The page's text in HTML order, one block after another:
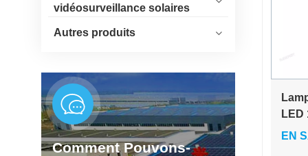
vidéosurveillance solaires
Autres produits
Comment Pouvons-
LED
tout-
EN